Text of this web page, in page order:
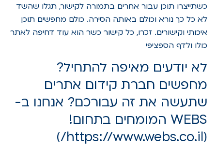
כשתייצרו תוכן עבור אחרים בתמורה לקישור, תגלו שהשד
לא כל כך נורא וכולם באותה הסירה. כולם מחפשים תוכן
איכותי וקישורים. זכרו, כל קישור כשר הוא עוד דחיפה לאתר
כולו ולדף הספציפי
לא יודעים מאיפה להתחיל?
מחפשים חברת קידום אתרים
שתעשה את זה עבורכם? אנחנו ב-
WEBS המומחים בתחום!
(https://www.webs.co.il/)